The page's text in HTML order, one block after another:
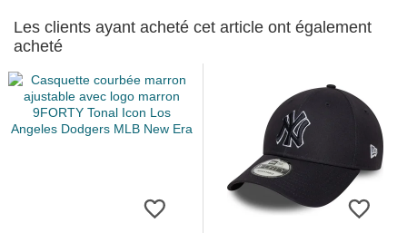
Les clients ayant acheté cet article ont également
acheté